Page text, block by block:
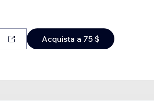
Acquista a 75 $